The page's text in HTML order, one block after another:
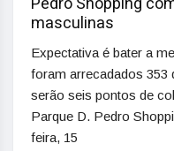
masculinas
Expectativa é bater a
foram arrecadados 353
serão seis pontos de
Parque D. Pedro
feira, 15